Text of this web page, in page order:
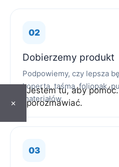
Dobierzemy produkt
Podpowiemy, czy lepsza
koperta, taśma, foliopak,
materiałów.
×
Jestem tu, aby
porozmawiać.